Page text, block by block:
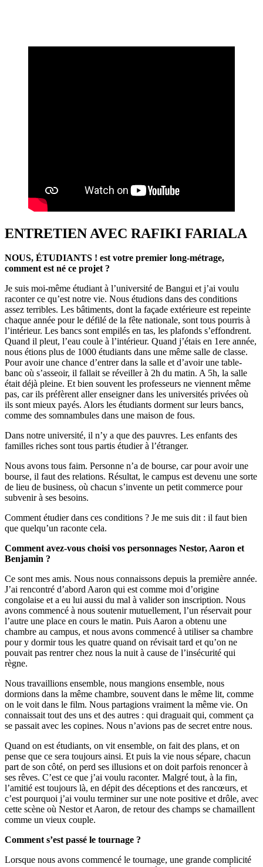
ENTRETIEN AVEC RAFIKI FARIALA
NOUS, ÉTUDIANTS ! est votre premier long-métrage,
comment est né ce projet ?
Je suis moi-même étudiant à l’université de Bangui et j’ai voulu
raconter ce qu’est notre vie. Nous étudions dans des conditions
assez terribles. Les bâtiments, dont la façade extérieure est repeinte
chaque année pour le défilé de la fête nationale, sont tous pourris à
l’intérieur. Les bancs sont empilés en tas, les plafonds s’effondrent.
Quand il pleut, l’eau coule à l’intérieur. Quand j’étais en 1ere année,
nous étions plus de 1000 étudiants dans une même salle de classe.
Pour avoir une chance d’entrer dans la salle et d’avoir une table-
banc où s’asseoir, il fallait se réveiller à 2h du matin. A 5h, la salle
était déjà pleine. Et bien souvent les professeurs ne viennent même
pas, car ils préfèrent aller enseigner dans les universités privées où
ils sont mieux payés. Alors les étudiants dorment sur leurs bancs,
comme des somnambules dans une maison de fous.
Dans notre université, il n’y a que des pauvres. Les enfants des
familles riches sont tous partis étudier à l’étranger.
Nous avons tous faim. Personne n’a de bourse, car pour avoir une
bourse, il faut des relations. Résultat, le campus est devenu une sorte
de lieu de business, où chacun s’invente un petit commerce pour
subvenir à ses besoins.
Comment étudier dans ces conditions ? Je me suis dit : il faut bien
que quelqu’un raconte cela.
Comment avez-vous choisi vos personnages Nestor, Aaron et
Benjamin ?
Ce sont mes amis. Nous nous connaissons depuis la première année.
J’ai rencontré d’abord Aaron qui est comme moi d’origine
congolaise et a eu lui aussi du mal à valider son inscription. Nous
avons commencé à nous soutenir mutuellement, l’un réservait pour
l’autre une place en cours le matin. Puis Aaron a obtenu une
chambre au campus, et nous avons commencé à utiliser sa chambre
pour y dormir tous les quatre quand on révisait tard et qu’on ne
pouvait pas rentrer chez nous la nuit à cause de l’insécurité qui
règne.
Nous travaillions ensemble, nous mangions ensemble, nous
dormions dans la même chambre, souvent dans le même lit, comme
on le voit dans le film. Nous partagions vraiment la même vie. On
connaissait tout des uns et des autres : qui draguait qui, comment ça
se passait avec les copines. Nous n’avions pas de secret entre nous.
Quand on est étudiants, on vit ensemble, on fait des plans, et on
pense que ce sera toujours ainsi. Et puis la vie nous sépare, chacun
part de son côté, on perd ses illusions et on doit parfois renoncer à
ses rêves. C’est ce que j’ai voulu raconter. Malgré tout, à la fin,
l’amitié est toujours là, en dépit des déceptions et des rancœurs, et
c’est pourquoi j’ai voulu terminer sur une note positive et drôle, avec
cette scène où Nestor et Aaron, de retour des champs se chamaillent
comme un vieux couple.
Comment s’est passé le tournage ?
Lorsque nous avons commencé le tournage, une grande complicité